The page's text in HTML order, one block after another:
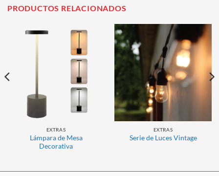
PRODUCTOS RELACIONADOS
EXTRAS
Lámpara de Mesa
Decorativa
EXTRAS
Serie de Luces Vintage